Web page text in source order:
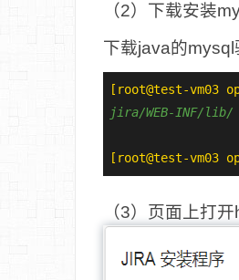
（2）下载安装
下载java的
[root@test-vm03
jira/WEB-INF/lib/
[root@test-vm03
（3）页面上打